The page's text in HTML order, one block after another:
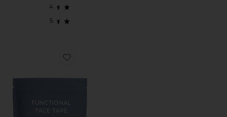
Favorite FUNCTIONAL FACE TAPE FOR LIFTING AND